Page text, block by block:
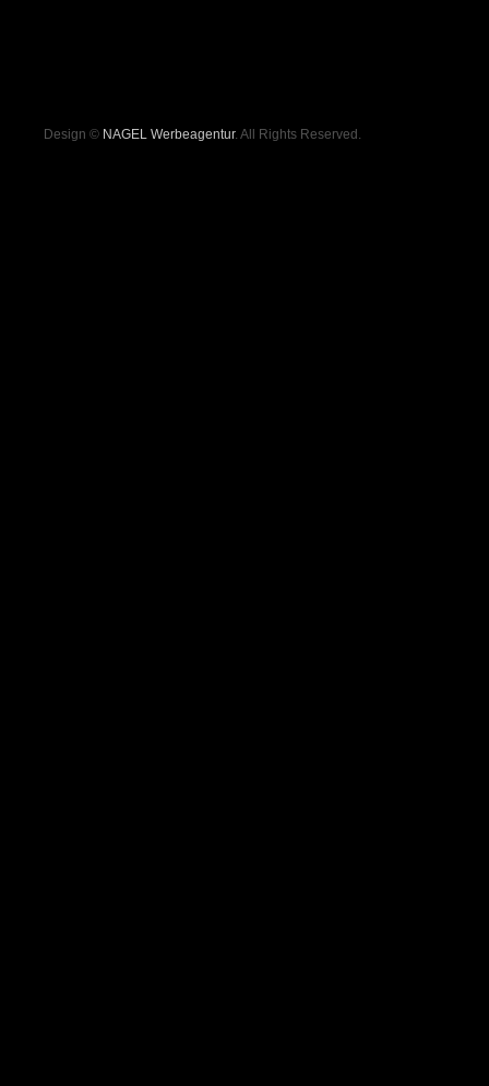
Design © NAGEL Werbeagentur. All Rights Reserved.